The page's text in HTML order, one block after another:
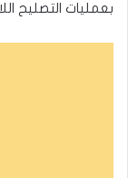
بعمليات التصليح